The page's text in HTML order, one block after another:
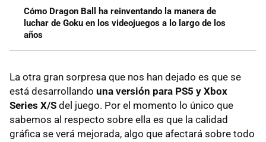
Cómo Dragon Ball ha reinventando la manera de
luchar de Goku en los videojuegos a lo largo de los
años
La otra gran sorpresa que nos han dejado es que se
está desarrollando una versión para PS5 y Xbox
Series X/S del juego. Por el momento lo único que
sabemos al respecto sobre ella es que la calidad
gráfica se verá mejorada, algo que afectará sobre todo